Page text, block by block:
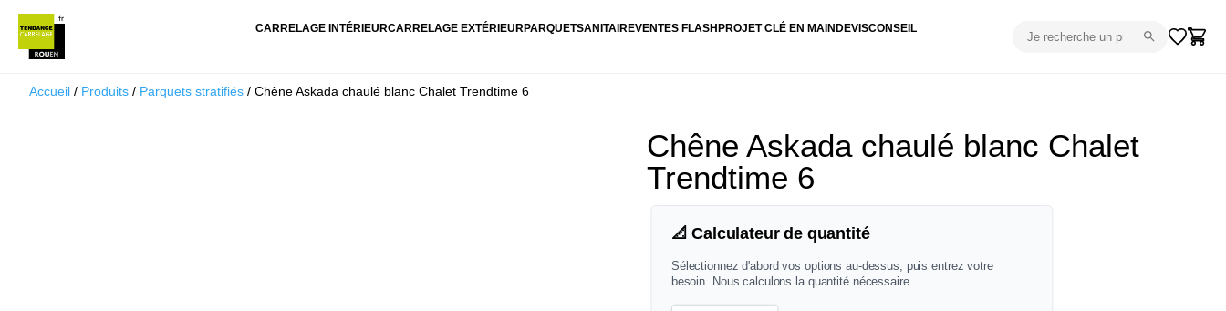
CARRELAGE INTÉRIEURCARRELAGE EXTÉRIEURPARQUETSANITAIREVENTES FLASH PROJET CLÉ EN MAIN DEVISCONSEIL
Accueil / Produits / Parquets stratifiés / Chêne Askada chaulé blanc Chalet Trendtime 6
Chêne Askada chaulé blanc Chalet
Trendtime 6
📐 Calculateur de quantité
Sélectionnez d'abord vos options au-dessus, puis entrez votre
besoin. Nous calculons la quantité nécessaire.